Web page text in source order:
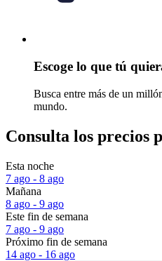
Escoge lo que tú
Busca entre más de un
mundo.
Consulta los precios
Esta noche
7 ago - 8 ago
Mañana
8 ago - 9 ago
Este fin de semana
7 ago - 9 ago
Próximo fin de semana
14 ago - 16 ago